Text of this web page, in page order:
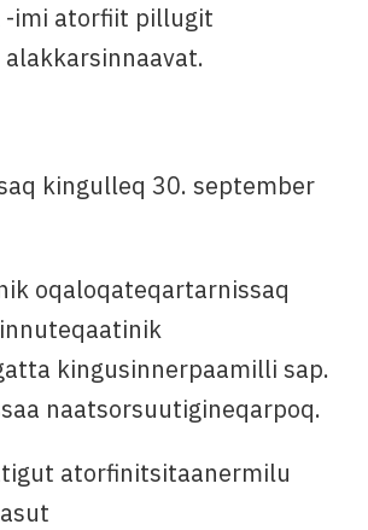
-imi atorfiit pillugit
kingulleq 30. september
oqaloqateqartarnissaq
kingusinnerpaamilli sap.
naatsorsuutigineqarpoq.
atorfinitsitaanermilu